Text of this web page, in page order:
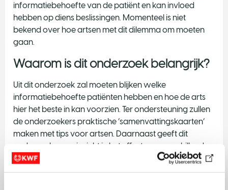
informatiebehoefte van de patiënt en kan invloed
hebben op diens beslissingen. Momenteel is niet
bekend over hoe artsen met dit dilemma om moeten
gaan.
Waarom is dit onderzoek belangrijk?
Uit dit onderzoek zal moeten blijken welke
informatiebehoefte patiënten hebben en hoe de arts
hier het beste in kan voorzien. Ter ondersteuning zullen
de onderzoekers praktische ‘samenvattingskaarten’
maken met tips voor artsen. Daarnaast geeft dit
onderzoek meer inzicht in het effect van verschillende
boodschappen op verschillende patiënten.
Bijvoorbeeld: ‘Kan het kwaad om een positief plaatje te